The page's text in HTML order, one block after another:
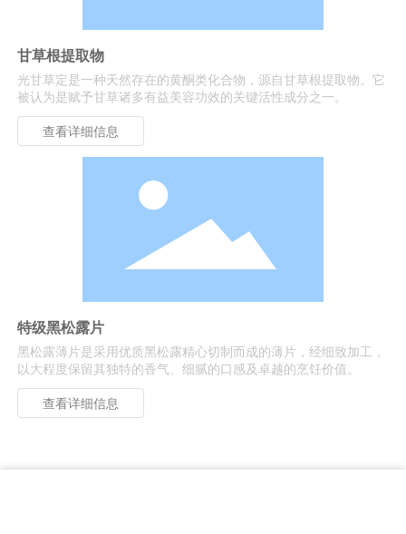
甘草根提取物
光甘草定是一种天然存在的黄酮类化合物，源自甘草根提取物。它
被认为是赋予甘草诸多有益美容功效的关键活性成分之一。
查看详细信息
特级黑松露片
黑松露薄片是采用优质黑松露精心切制而成的薄片，经细致加工，
以大程度保留其独特的香气、细腻的口感及卓越的烹饪价值。
查看详细信息